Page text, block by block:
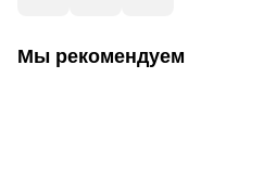
Мы рекомендуем